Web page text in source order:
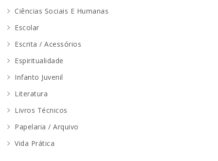
Ciências Sociais E Humanas
Escolar
Escrita / Acessórios
Espiritualidade
Infanto Juvenil
Literatura
Livros Técnicos
Papelaria / Arquivo
Vida Prática